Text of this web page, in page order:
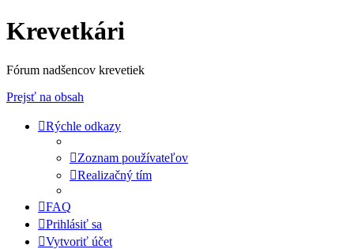
Krevetkári
Fórum nadšencov krevetiek
Prejsť na obsah
Rýchle odkazy
Zoznam používateľov
Realizačný tím
FAQ
Prihlásiť sa
Vytvoriť účet